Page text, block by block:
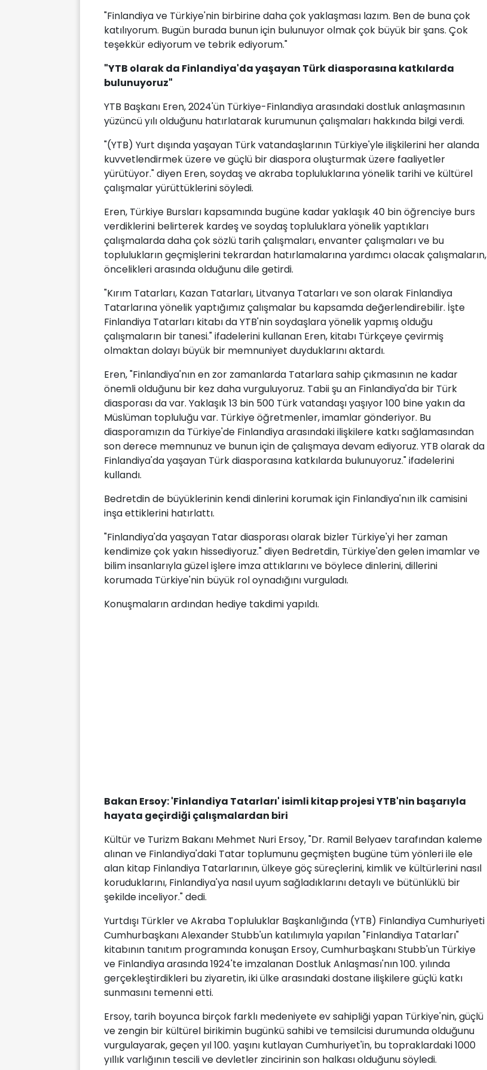
"Finlandiya ve Türkiye'nin birbirine daha çok yaklaşması lazım. Ben de buna çok
katılıyorum. Bugün burada bunun için bulunuyor olmak çok büyük bir şans. Çok
teşekkür ediyorum ve tebrik ediyorum."
"YTB olarak da Finlandiya'da yaşayan Türk diasporasına katkılarda
bulunuyoruz"
YTB Başkanı Eren, 2024'ün Türkiye-Finlandiya arasındaki dostluk anlaşmasının
yüzüncü yılı olduğunu hatırlatarak kurumunun çalışmaları hakkında bilgi verdi.
"(YTB) Yurt dışında yaşayan Türk vatandaşlarının Türkiye'yle ilişkilerini her alanda
kuvvetlendirmek üzere ve güçlü bir diaspora oluşturmak üzere faaliyetler
yürütüyor." diyen Eren, soydaş ve akraba topluluklarına yönelik tarihi ve kültürel
çalışmalar yürüttüklerini söyledi.
Eren, Türkiye Bursları kapsamında bugüne kadar yaklaşık 40 bin öğrenciye burs
verdiklerini belirterek kardeş ve soydaş topluluklara yönelik yaptıkları
çalışmalarda daha çok sözlü tarih çalışmaları, envanter çalışmaları ve bu
toplulukların geçmişlerini tekrardan hatırlamalarına yardımcı olacak çalışmaların,
öncelikleri arasında olduğunu dile getirdi.
"Kırım Tatarları, Kazan Tatarları, Litvanya Tatarları ve son olarak Finlandiya
Tatarlarına yönelik yaptığımız çalışmalar bu kapsamda değerlendirebilir. İşte
Finlandiya Tatarları kitabı da YTB'nin soydaşlara yönelik yapmış olduğu
çalışmaların bir tanesi." ifadelerini kullanan Eren, kitabı Türkçeye çevirmiş
olmaktan dolayı büyük bir memnuniyet duyduklarını aktardı.
Eren, "Finlandiya'nın en zor zamanlarda Tatarlara sahip çıkmasının ne kadar
önemli olduğunu bir kez daha vurguluyoruz. Tabii şu an Finlandiya'da bir Türk
diasporası da var. Yaklaşık 13 bin 500 Türk vatandaşı yaşıyor 100 bine yakın da
Müslüman topluluğu var. Türkiye öğretmenler, imamlar gönderiyor. Bu
diasporamızın da Türkiye'de Finlandiya arasındaki ilişkilere katkı sağlamasından
son derece memnunuz ve bunun için de çalışmaya devam ediyoruz. YTB olarak da
Finlandiya'da yaşayan Türk diasporasına katkılarda bulunuyoruz." ifadelerini
kullandı.
Bedretdin de büyüklerinin kendi dinlerini korumak için Finlandiya'nın ilk camisini
inşa ettiklerini hatırlattı.
"Finlandiya'da yaşayan Tatar diasporası olarak bizler Türkiye'yi her zaman
kendimize çok yakın hissediyoruz." diyen Bedretdin, Türkiye'den gelen imamlar ve
bilim insanlarıyla güzel işlere imza attıklarını ve böylece dinlerini, dillerini
korumada Türkiye'nin büyük rol oynadığını vurguladı.
Konuşmaların ardından hediye takdimi yapıldı.
Bakan Ersoy: 'Finlandiya Tatarları' isimli kitap projesi YTB'nin başarıyla
hayata geçirdiği çalışmalardan biri
Kültür ve Turizm Bakanı Mehmet Nuri Ersoy, "Dr. Ramil Belyaev tarafından kaleme
alınan ve Finlandiya'daki Tatar toplumunu geçmişten bugüne tüm yönleri ile ele
alan kitap Finlandiya Tatarlarının, ülkeye göç süreçlerini, kimlik ve kültürlerini nasıl
koruduklarını, Finlandiya'ya nasıl uyum sağladıklarını detaylı ve bütünlüklü bir
şekilde inceliyor." dedi.
Yurtdışı Türkler ve Akraba Topluluklar Başkanlığında (YTB) Finlandiya Cumhuriyeti
Cumhurbaşkanı Alexander Stubb'un katılımıyla yapılan "Finlandiya Tatarları"
kitabının tanıtım programında konuşan Ersoy, Cumhurbaşkanı Stubb'un Türkiye
ve Finlandiya arasında 1924'te imzalanan Dostluk Anlaşması'nın 100. yılında
gerçekleştirdikleri bu ziyaretin, iki ülke arasındaki dostane ilişkilere güçlü katkı
sunmasını temenni etti.
Ersoy, tarih boyunca birçok farklı medeniyete ev sahipliği yapan Türkiye'nin, güçlü
ve zengin bir kültürel birikimin bugünkü sahibi ve temsilcisi durumunda olduğunu
vurgulayarak, geçen yıl 100. yaşını kutlayan Cumhuriyet'in, bu topraklardaki 1000
yıllık varlığının tescili ve devletler zincirinin son halkası olduğunu söyledi.